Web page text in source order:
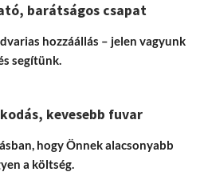
barátságos csapat
hozzáállás – jelen vagyunk
segítünk.
kevesebb fuvar
hogy Önnek alacsonyabb
a költség.